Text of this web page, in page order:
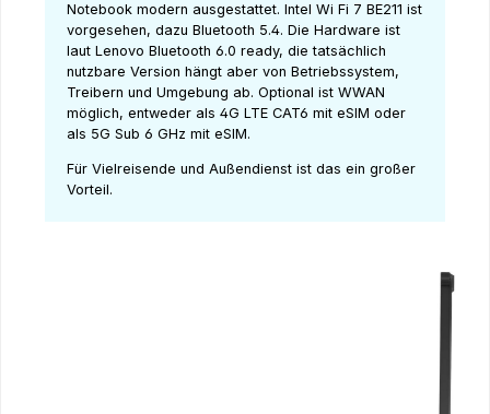
Notebook modern ausgestattet. Intel Wi Fi 7 BE211 ist
vorgesehen, dazu Bluetooth 5.4. Die Hardware ist
laut Lenovo Bluetooth 6.0 ready, die tatsächlich
nutzbare Version hängt aber von Betriebssystem,
Treibern und Umgebung ab. Optional ist WWAN
möglich, entweder als 4G LTE CAT6 mit eSIM oder
als 5G Sub 6 GHz mit eSIM.
Für Vielreisende und Außendienst ist das ein großer
Vorteil.